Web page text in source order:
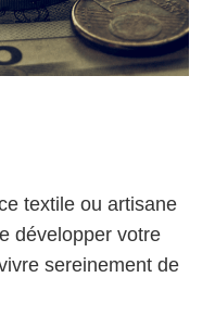
textile ou artisane
développer votre
sereinement de